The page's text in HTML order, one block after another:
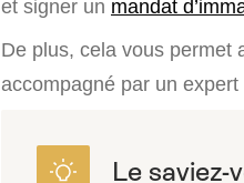
et signer un mandat
De plus, cela vous permet
accompagné par un